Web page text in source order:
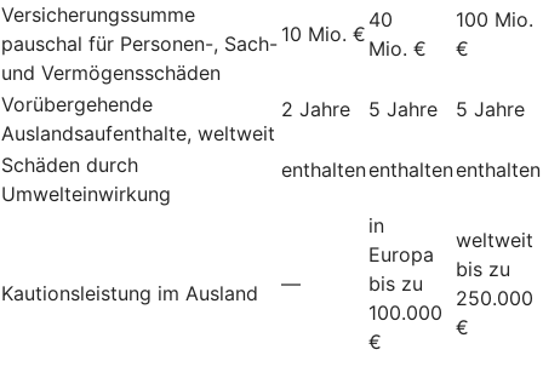
Versicherungssumme
pauschal für Personen-, Sach-
und Vermögensschäden
10 Mio. €
40
Mio. €
100 Mio.
€
Vorübergehende
Auslandsaufenthalte, weltweit
2 Jahre 5 Jahre 5 Jahre
Schäden durch
Umwelteinwirkung
enthaltenenthaltenenthalten
Kautionsleistung im Ausland —
in
Europa
bis zu
100.000
€
weltweit
bis zu
250.000
€